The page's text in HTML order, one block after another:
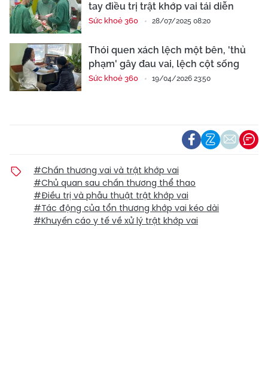
tay điều trị trật khớp vai tái diễn
Sức khoẻ 360 28/07/2025 08:20
Thói quen xách lệch một bên, 'thủ
phạm' gây đau vai, lệch cột sống
Sức khoẻ 360 19/04/2026 23:50
#Chấn thương vai và trật khớp vai
#Chủ quan sau chấn thương thể thao
#Điều trị và phẫu thuật trật khớp vai
#Tác động của tổn thương khớp vai kéo dài
#Khuyến cáo y tế về xử lý trật khớp vai